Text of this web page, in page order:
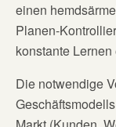
einen
Planen-
konstante Lernen
Die notwendige